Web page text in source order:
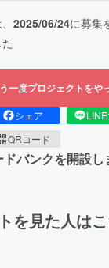
2025/06/24に募集
一度プロジェクトをや
シェア
QRコード
バンクを開設し
を見た人は